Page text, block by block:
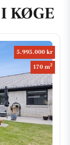
KØGE
5.995.000 kr
170 m2